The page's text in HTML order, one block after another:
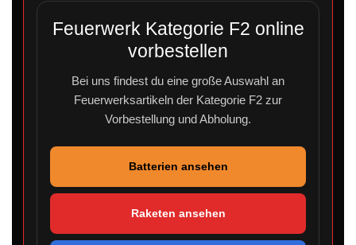
Feuerwerk Kategorie F2 online
vorbestellen
Bei uns findest du eine große Auswahl an
Feuerwerksartikeln der Kategorie F2 zur
Vorbestellung und Abholung.
Batterien ansehen
Raketen ansehen